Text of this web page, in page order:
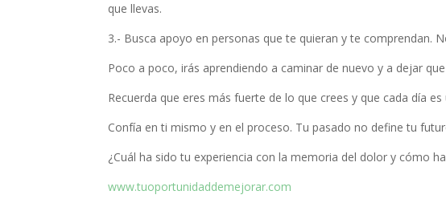
que llevas.
3.- Busca apoyo en personas que te quieran y te comprendan.
Poco a poco, irás aprendiendo a caminar de nuevo y a dejar
Recuerda que eres más fuerte de lo que crees y que cada día
Confía en ti mismo y en el proceso. Tu pasado no define tu
¿Cuál ha sido tu experiencia con la memoria del dolor y cómo
www.tuoportunidaddemejorar.com